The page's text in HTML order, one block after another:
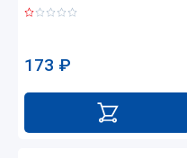
173 ₽